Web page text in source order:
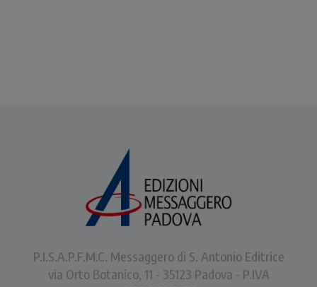
P.I.S.A.P.F.M.C. Messaggero di S. Antonio Editrice
via Orto Botanico, 11 - 35123 Padova - P.IVA